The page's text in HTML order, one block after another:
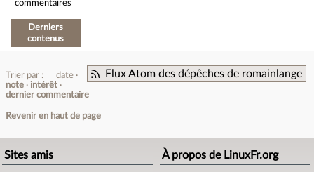
commentaires
Derniers
contenus
Flux Atom des dépêches de romainlange
Trier par :
date
note
intérêt
dernier commentaire
Revenir en haut de page
Sites amis À propos de LinuxFr.org